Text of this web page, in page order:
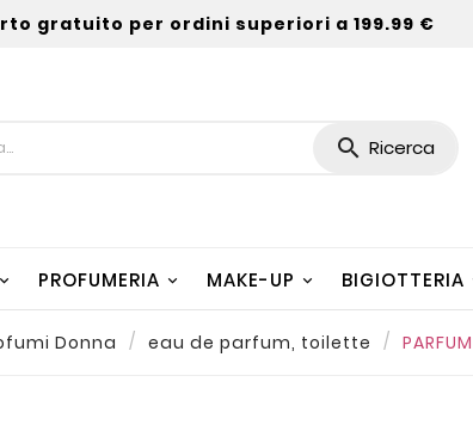
gratuito per ordini superiori a 199.99 €
 Ricerca
PROFUMERIA MAKE-UP BIGIOTTERIA
Donna eau de parfum, toilette